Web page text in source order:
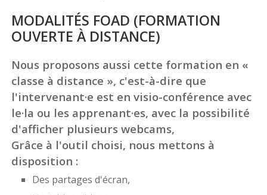
MODALITÉS FOAD (FORMATION
OUVERTE À DISTANCE)
Nous proposons aussi cette formation en «
classe à distance », c'est-à-dire que
l'intervenant·e est en visio-conférence avec
le·la ou les apprenant·es, avec la possibilité
d'afficher plusieurs webcams,
Grâce à l'outil choisi, nous mettons à
disposition :
Des partages d'écran,